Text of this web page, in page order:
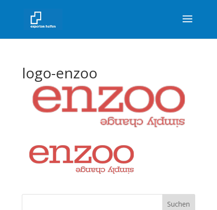
logo-enzoo